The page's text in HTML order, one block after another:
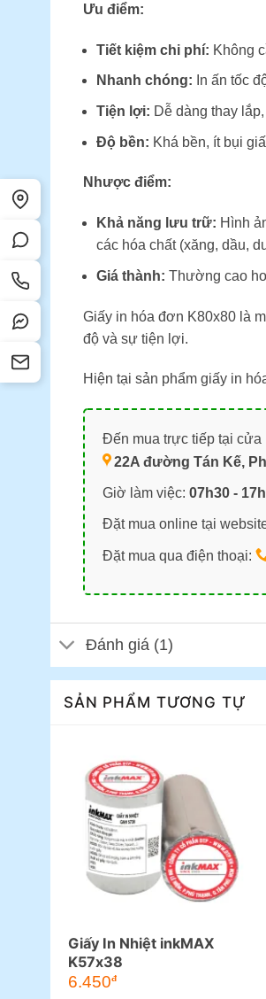
Ưu điểm:
Tiết kiệm chi phí: Không
Nhanh chóng: In ấn tốc
Tiện lợi: Dễ dàng thay
Độ bền: Khá bền, ít bụi
Nhược điểm:
Khả năng lưu trữ: Hình
các hóa chất (xăng, dầu,
Giá thành: Thường cao
Giấy in hóa đơn K80x80 là
độ và sự tiện lợi.
Hiện tại sản phẩm giấy in
Đến mua trực tiếp tại cửa
22A đường Tán Kế,
Giờ làm việc: 07h30 -
Đặt mua online tại
Đặt mua qua điện thoại:
Đánh giá (1)
SẢN PHẨM TƯƠNG TỰ
Giấy In Nhiệt inkMAX
K57x38
6.450đ